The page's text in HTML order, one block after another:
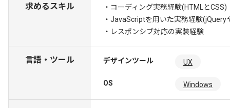
求めるスキル
・コーディング実務経験(HTMLとCSS)
・JavaScriptを用いた実務経験
・レスポンシブ対応の実装経験
言語・ツール デザインツール UX
OS Windows